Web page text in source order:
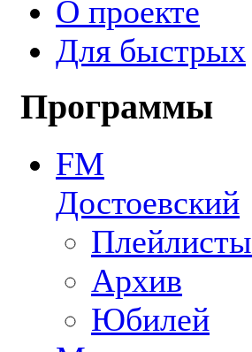
О проекте
Для быстрых
Программы
FM
Достоевский
Плейлисты
Архив
Юбилей